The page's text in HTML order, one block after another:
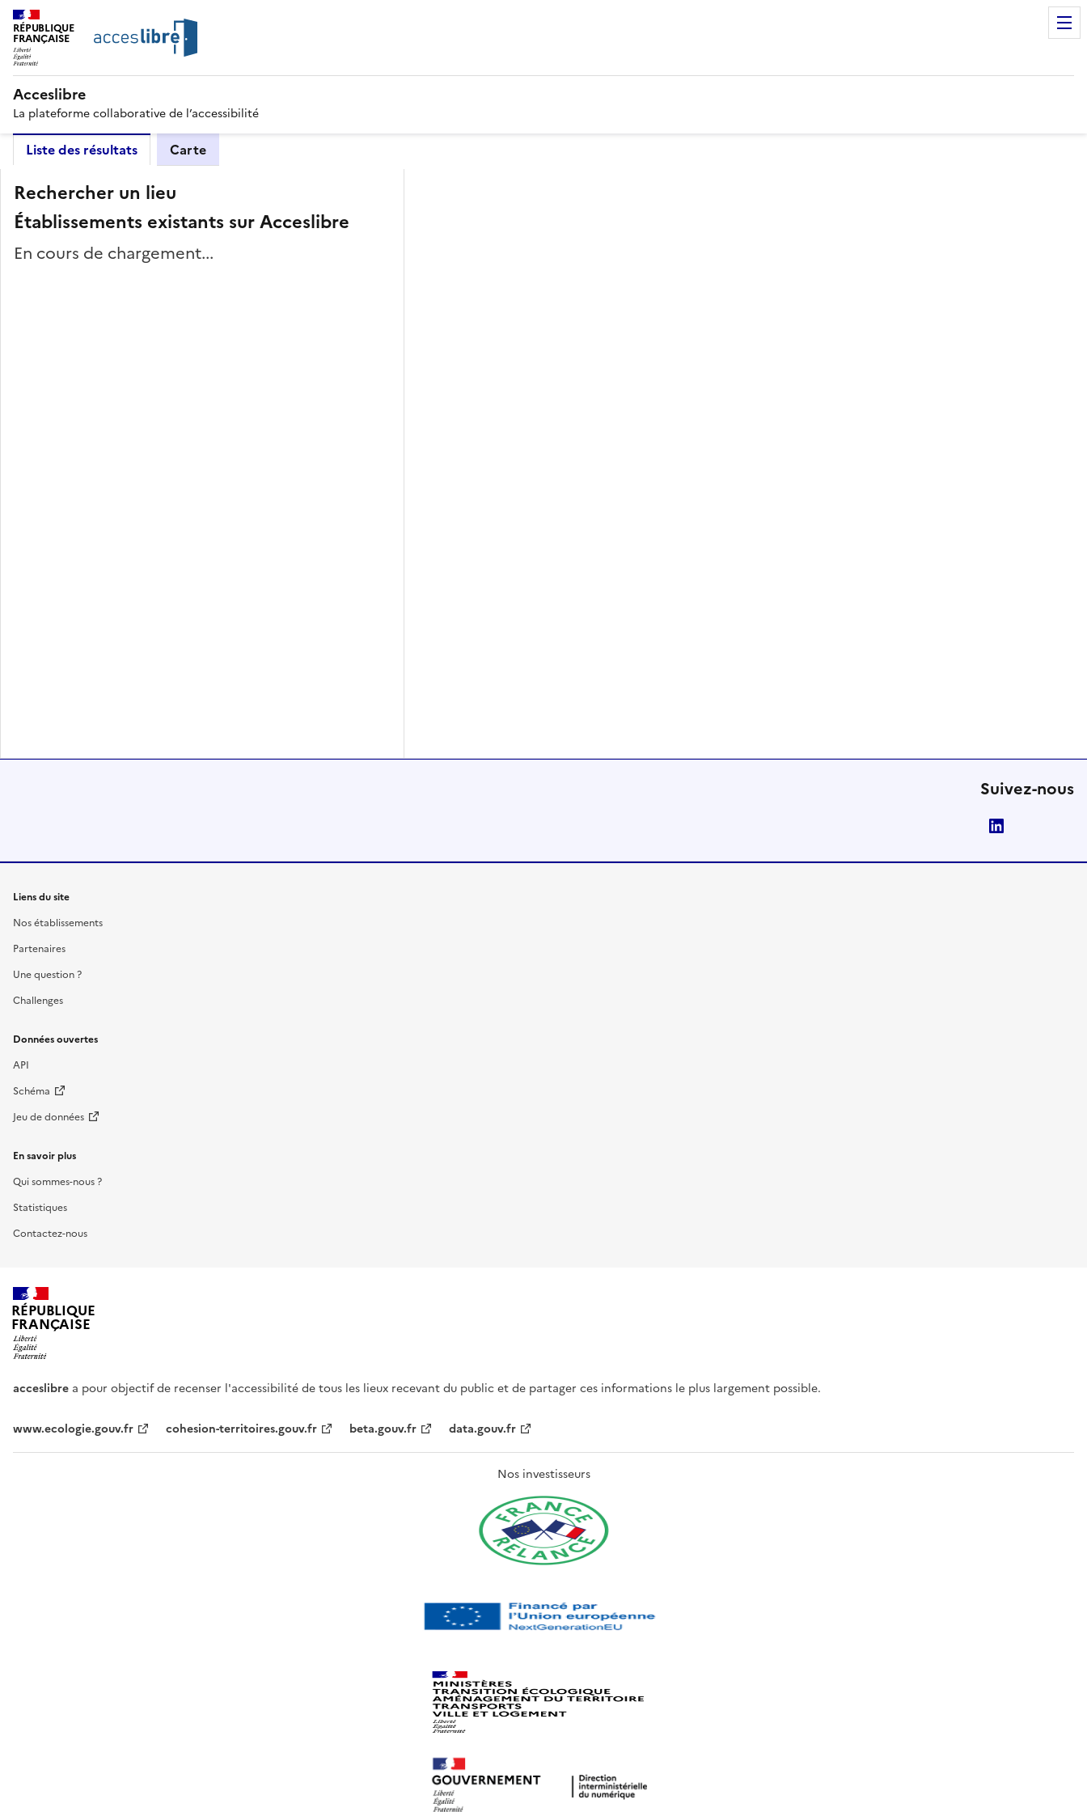
RÉPUBLIQUE
FRANÇAISE
Acceslibre
La plateforme collaborative de l’accessibilité
Liste des résultats Carte
Rechercher un lieu
Établissements existants sur Acceslibre
En cours de chargement...
Suivez-nous
Liens du site
Nos établissements
Partenaires
Une question ?
Challenges
Données ouvertes
API
Schéma
Jeu de données
En savoir plus
Qui sommes-nous ?
Statistiques
Contactez-nous
RÉPUBLIQUE
FRANÇAISE
acceslibre a pour objectif de recenser l'accessibilité de tous les lieux recevant du public et de partager ces informations le plus largement possible.
www.ecologie.gouv.fr cohesion-territoires.gouv.fr beta.gouv.fr data.gouv.fr
Nos investisseurs